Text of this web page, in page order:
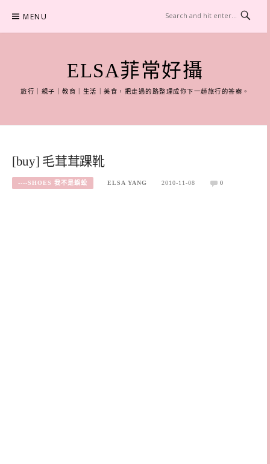
content
MENU
ELSA菲常好攝
旅行｜親子｜教育｜生活｜美食，把走過的路整理成你下一趟旅行的答案。
[buy] 毛茸茸踝靴
----SHOES 我不是蜈蚣 ELSA YANG 2010-11-08 0